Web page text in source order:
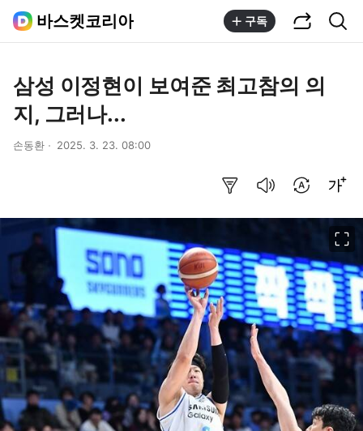
바스켓코리아 구독
삼성 이정현이 보여준 최고참의 의
지, 그러나...
손동환 2025. 3. 23. 08:00